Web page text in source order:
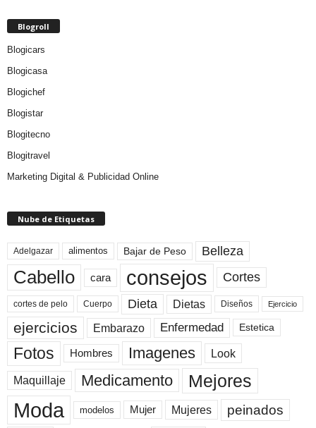
Blogroll
Blogicars
Blogicasa
Blogichef
Blogistar
Blogitecno
Blogitravel
Marketing Digital & Publicidad Online
Nube de Etiquetas
Adelgazar alimentos Bajar de Peso Belleza
Cabello cara consejos Cortes
cortes de pelo Cuerpo Dieta Dietas Diseños Ejercicio
ejercicios Embarazo Enfermedad Estetica
Fotos Hombres Imagenes Look
Maquillaje Medicamento Mejores
Moda modelos Mujer Mujeres peinados